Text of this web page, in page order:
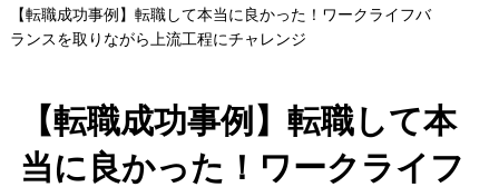
【転職成功事例】転職して本当に良かった！ワークライフバ
ランスを取りながら上流工程にチャレンジ
【転職成功事例】転職して本
当に良かった！ワークライフ